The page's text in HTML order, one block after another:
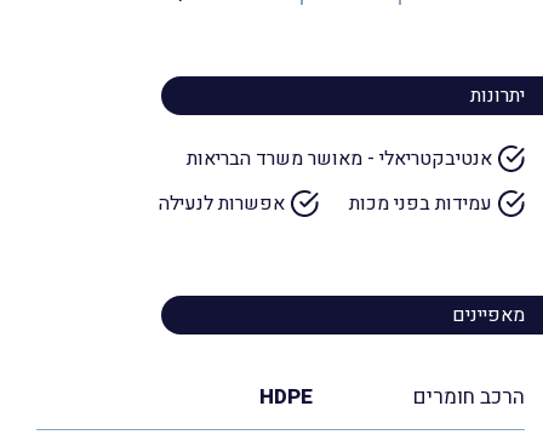
יתרונות
אנטיבקטריאלי - מאושר משרד הבריאות
עמידות בפני מכות
אפשרות לנעילה
מאפיינים
הרכב חומרים HDPE